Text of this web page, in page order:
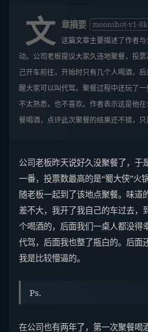
文 章摘要
moonshot-v1-8k
这篇文章主要描述了作者
动。公司老板提议大家久违地聚餐，投
己开车前往，开始时只有几个人喝酒，
醒大家可以叫代驾。聚餐过程中还玩了
不太熟悉，也不喜欢。作者表示这是他
餐喝酒，点评此次聚餐的结果还不错，只
公司老板昨天说好久没聚餐了，于
一番，投票数最高的是“蜀大侠”火
随老板一起到了该地点聚餐。味道
差不大，我开了我自己的车过去，
个喝酒的，后面我们一桌人都没得
代驾，后面我也整了瓶白的。后面
我是比较懵逼的。
Ps.
在公司也有两年了，第一次聚餐喝